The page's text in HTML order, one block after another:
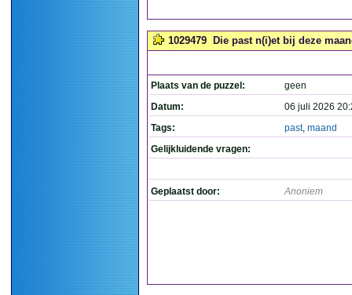
1029479 Die past n(i)et bij deze
Plaats van de puzzel:
geen
Datum:
06 juli 2026
Tags:
past, maand
Gelijkluidende vragen:
Geplaatst door: Anoniem